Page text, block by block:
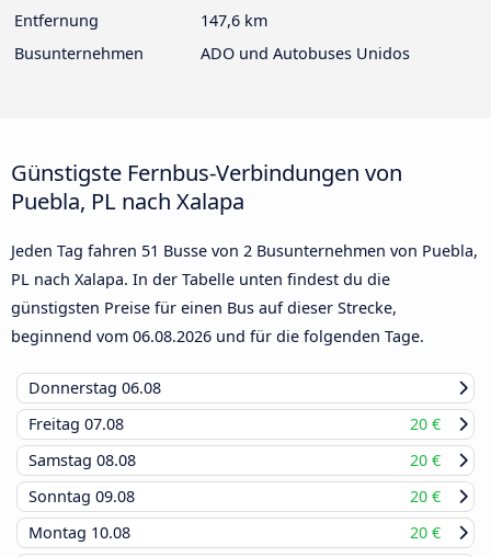
Entfernung
147,6 km
Busunternehmen
ADO und Autobuses Unidos
Günstigste Fernbus-Verbindungen von
Puebla, PL nach Xalapa
Jeden Tag fahren 51 Busse von 2 Busunternehmen von Puebla,
PL nach Xalapa. In der Tabelle unten findest du die
günstigsten Preise für einen Bus auf dieser Strecke,
beginnend vom 06.08.2026 und für die folgenden Tage.
Donnerstag 06.08
Freitag 07.08
20 €
Samstag 08.08
20 €
Sonntag 09.08
20 €
Montag 10.08
20 €